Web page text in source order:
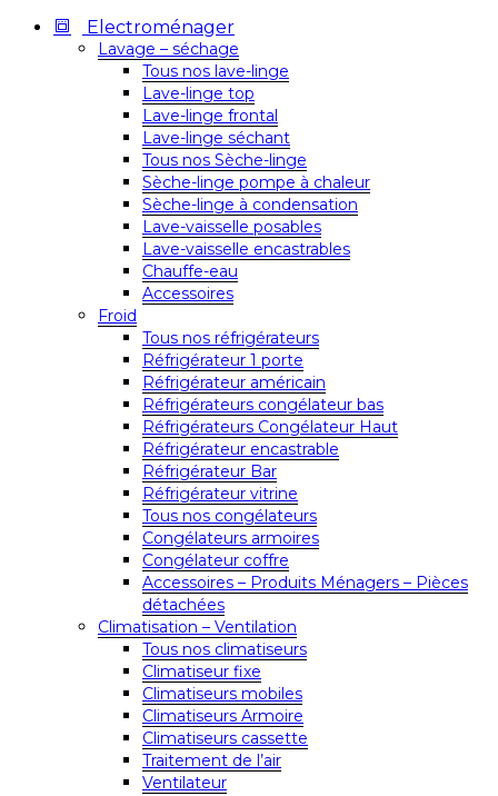
Electroménager
Lavage – séchage
Tous nos lave-linge
Lave-linge top
Lave-linge frontal
Lave-linge séchant
Tous nos Sèche-linge
Sèche-linge pompe à chaleur
Sèche-linge à condensation
Lave-vaisselle posables
Lave-vaisselle encastrables
Chauffe-eau
Accessoires
Froid
Tous nos réfrigérateurs
Réfrigérateur 1 porte
Réfrigérateur américain
Réfrigérateurs congélateur bas
Réfrigérateurs Congélateur Haut
Réfrigérateur encastrable
Réfrigérateur Bar
Réfrigérateur vitrine
Tous nos congélateurs
Congélateurs armoires
Congélateur coffre
Accessoires – Produits Ménagers – Pièces
détachées
Climatisation – Ventilation
Tous nos climatiseurs
Climatiseur fixe
Climatiseurs mobiles
Climatiseurs Armoire
Climatiseurs cassette
Traitement de l’air
Ventilateur